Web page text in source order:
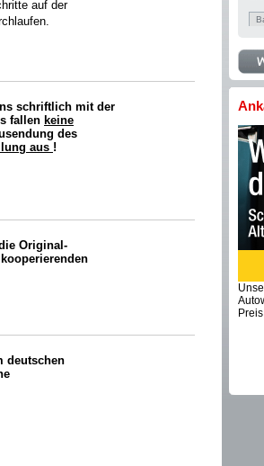
auf der
schriftlich mit der
fallen keine
des
aus !
Original-
deutschen